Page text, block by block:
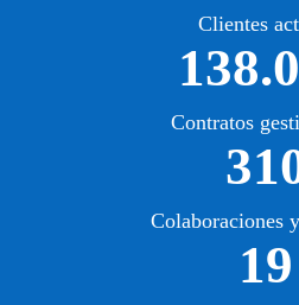
Clientes
Contratos
Colaboraciones
19